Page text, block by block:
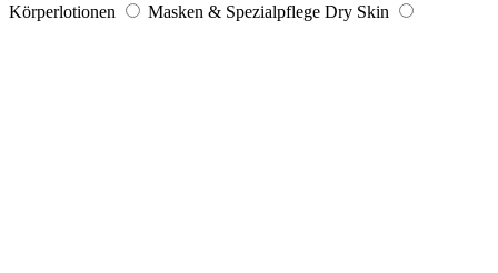
Körperlotionen Masken & Spezialpflege Dry Skin